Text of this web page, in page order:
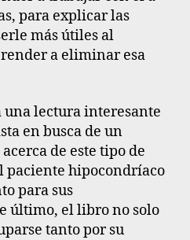
para explicar las
más útiles al
a eliminar esa
lectura interesante
en busca de un
de este tipo de
paciente hipocondríaco
para sus
último, el libro no solo
tanto por su